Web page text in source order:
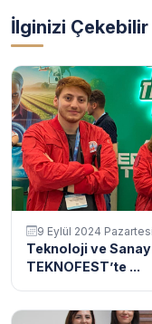
İlginizi Çekebilir
9 Eylül 2024 Pazartesi
Teknoloji ve
TEKNOFEST’te ...